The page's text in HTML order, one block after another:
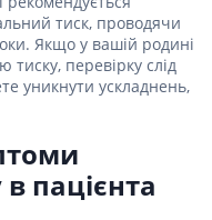
тиск, проводячи
Якщо у вашій родині
тиску, перевірку слід
уникнути ускладнень,
пацієнта